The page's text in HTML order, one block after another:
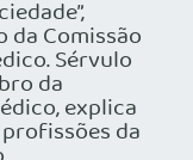
da Comissão
Sérvulo
da
explica
da